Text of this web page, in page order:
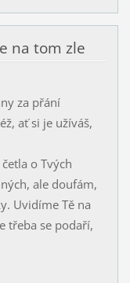
na tom zle
za přání
ať si je užíváš,
o Tvých
ale doufám,
Uvidíme Tě na
třeba se podaří,